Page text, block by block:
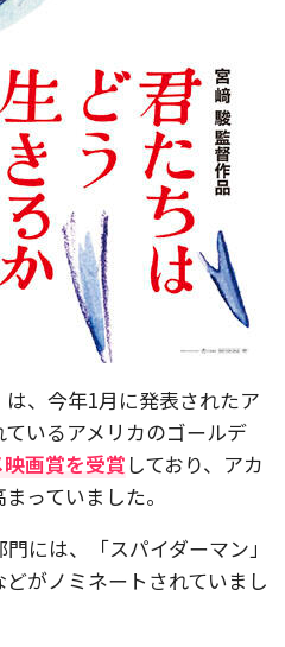
は、今年1月に発表されたア
いるアメリカのゴールデ
画賞を受賞 しており、アカ
っていました。
には、「スパイダーマン」
がノミネートされていまし